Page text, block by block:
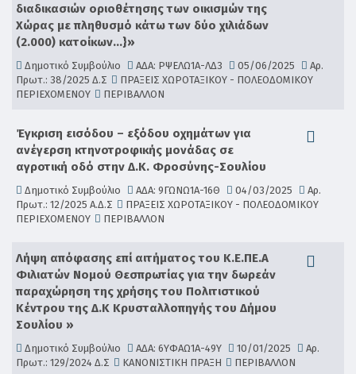
διαδικασιών οριοθέτησης των οικισμών της
Χώρας με πληθυσμό κάτω των δύο χιλιάδων
(2.000) κατοίκων…}»
Δημοτικό Συμβούλιο ΑΔΑ: ΡΨΕΛΩ1Α-ΛΔ3 05/06/2025
Αρ.
Πρωτ.: 38/2025 Δ.Σ
ΠΡΑΞΕΙΣ ΧΩΡΟΤΑΞΙΚΟΥ - ΠΟΛΕΟΔΟΜΙΚΟΥ
ΠΕΡΙΕΧΟΜΕΝΟΥ
ΠΕΡΙΒΑΛΛΟΝ
Έγκριση εισόδου – εξόδου οχημάτων για
ανέγερση κτηνοτροφικής μονάδας σε
αγροτική οδό στην Δ.Κ. Φροσύνης-Σουλίου
Δημοτικό Συμβούλιο ΑΔΑ: 9ΓΩΝΩ1Α-16Θ 04/03/2025
Αρ.
Πρωτ.: 12/2025 Α.Δ.Σ
ΠΡΑΞΕΙΣ ΧΩΡΟΤΑΞΙΚΟΥ - ΠΟΛΕΟΔΟΜΙΚΟΥ
ΠΕΡΙΕΧΟΜΕΝΟΥ
ΠΕΡΙΒΑΛΛΟΝ
Λήψη απόφασης επί αιτήματος του Κ.Ε.ΠΕ.Α
Φιλιατών Νομού Θεσπρωτίας για την δωρεάν
παραχώρηση της χρήσης του Πολιτιστικού
Κέντρου της Δ.Κ Κρυσταλλοπηγής του Δήμου
Σουλίου »
Δημοτικό Συμβούλιο ΑΔΑ: 6ΥΦΑΩ1Α-49Υ 10/01/2025
Αρ.
Πρωτ.: 129/2024 Δ.Σ
ΚΑΝΟΝΙΣΤΙΚΗ ΠΡΑΞΗ ΠΕΡΙΒΑΛΛΟΝ